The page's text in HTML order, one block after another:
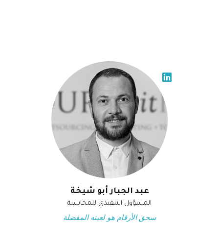
عبد الجبار أبو شيخة
المسؤول التنفيذي للمحاسبة
سحق الأرقام هو لعبته المفضلة